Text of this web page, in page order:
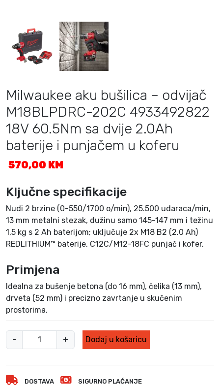
Milwaukee aku bušilica – odvijač
M18BLPDRC-202C 4933492822
18V 60.5Nm sa dvije 2.0Ah
baterije i punjačem u koferu
570,00 KM
Ključne specifikacije
Nudi 2 brzine (0-550/1700 o/min), 25.500 udaraca/min,
13 mm metalni stezak, dužinu samo 145-147 mm i težinu
1,5 kg s 2 Ah baterijom; uključuje 2x M18 B2 (2.0 Ah)
REDLITHIUM™ baterije, C12C/M12-18FC punjač i kofer.
Primjena
Idealna za bušenje betona (do 16 mm), čelika (13 mm),
drveta (52 mm) i precizno zavrtanje u skučenim
prostorima.
-
i
a
+ Dodaj u košaricu
DOSTAVA SIGURNO PLAĆANJE